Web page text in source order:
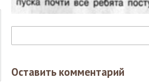
Оставить комментарий